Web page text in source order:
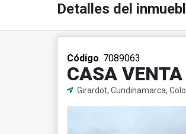
Detalles del
Código. 7089063
CASA
Girardot, Cundinamarca,